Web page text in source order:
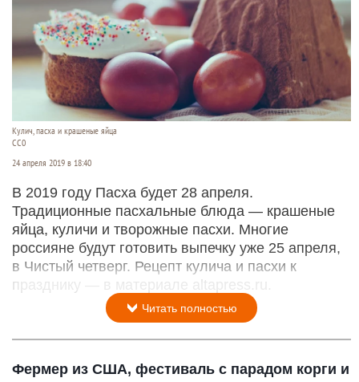
Кулич, пасха и крашеные яйца
СС0
24 апреля 2019 в 18:40
В 2019 году Пасха будет 28 апреля.
Традиционные пасхальные блюда — крашеные
яйца, куличи и творожные пасхи. Многие
россияне будут готовить выпечку уже 25 апреля,
в Чистый четверг. Рецепт кулича и пасхи к
празднику — в материале altapress.ru.
Читать полностью
Фермер из США, фестиваль с парадом корги и